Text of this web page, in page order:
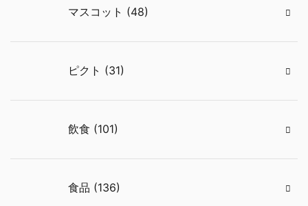
マスコット (48)
ピクト (31)
飲食 (101)
食品 (136)